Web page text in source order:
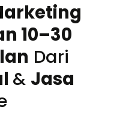
10–30
Dari
& Jasa